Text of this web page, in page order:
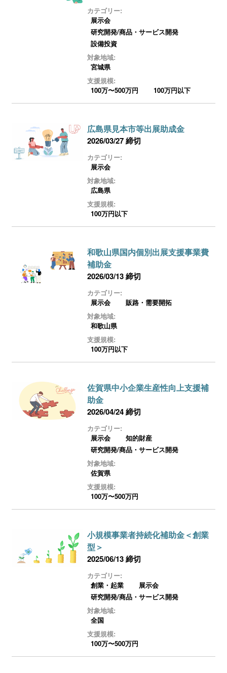
カテゴリー:
展示会
研究開発/商品・サービス開発
設備投資
対象地域:
宮城県
支援規模:
100万〜500万円
100万円以下
広島県見本市等出展助成金
2026/03/27 締切
カテゴリー:
展示会
対象地域:
広島県
支援規模:
100万円以下
和歌山県国内個別出展支援事業費
補助金
2026/03/13 締切
カテゴリー:
展示会
販路・需要開拓
対象地域:
和歌山県
支援規模:
100万円以下
佐賀県中小企業生産性向上支援補
助金
2026/04/24 締切
カテゴリー:
展示会
知的財産
研究開発/商品・サービス開発
対象地域:
佐賀県
支援規模:
100万〜500万円
小規模事業者持続化補助金＜創業
型＞
2025/06/13 締切
カテゴリー:
創業・起業
展示会
研究開発/商品・サービス開発
対象地域:
全国
支援規模:
100万〜500万円